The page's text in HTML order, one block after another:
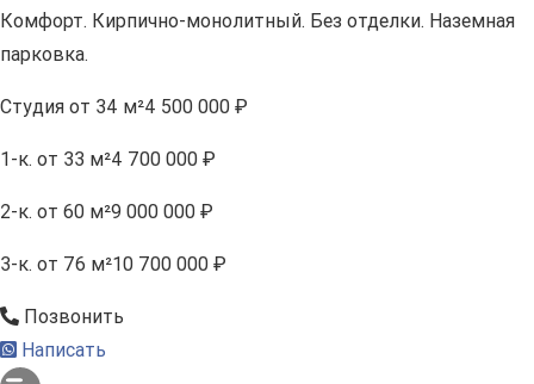
Комфорт. Кирпично-монолитный. Без отделки. Наземная
парковка.
Студия от 34 м²4 500 000 ₽
1-к. от 33 м²4 700 000 ₽
2-к. от 60 м²9 000 000 ₽
3-к. от 76 м²10 700 000 ₽
Позвонить
Написать